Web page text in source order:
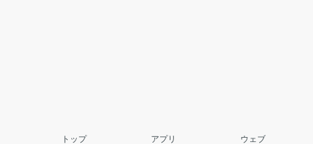
トップ アプリ ウェブ